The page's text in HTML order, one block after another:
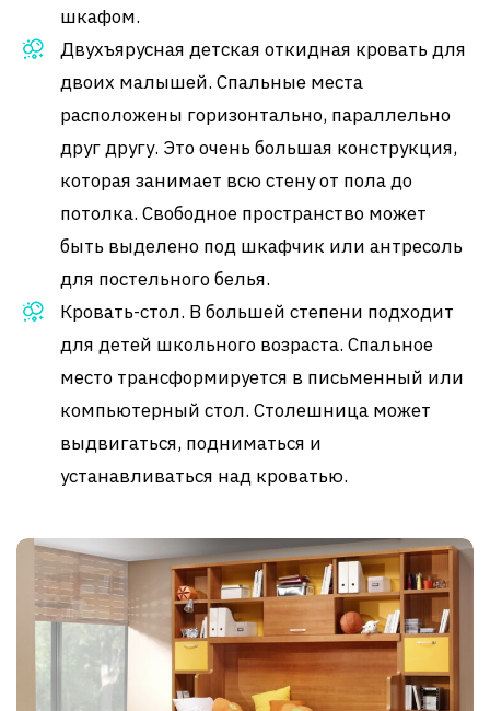
шкафом.
Двухъярусная детская откидная кровать для
двоих малышей. Спальные места
расположены горизонтально, параллельно
друг другу. Это очень большая конструкция,
которая занимает всю стену от пола до
потолка. Свободное пространство может
быть выделено под шкафчик или антресоль
для постельного белья.
Кровать-стол. В большей степени подходит
для детей школьного возраста. Спальное
место трансформируется в письменный или
компьютерный стол. Столешница может
выдвигаться, подниматься и
устанавливаться над кроватью.